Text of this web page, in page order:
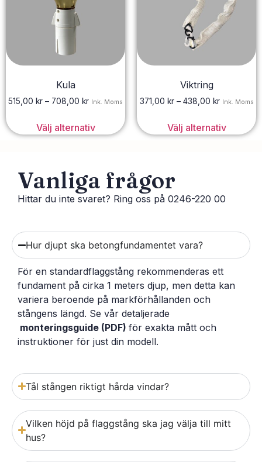
Kula
515,00 kr – 708,00 kr Ink. Moms
Välj alternativ
Viktring
371,00 kr – 438,00 kr Ink. Moms
Välj alternativ
Vanliga frågor
Hittar du inte svaret? Ring oss på 0246-220 00
Hur djupt ska betongfundamentet vara?
För en standardflaggstång rekommenderas ett
fundament på cirka 1 meters djup, men detta kan
variera beroende på markförhållanden och
stångens längd. Se vår detaljerade
monteringsguide (PDF) för exakta mått och
instruktioner för just din modell.
Tål stången riktigt hårda vindar?
Vilken höjd på flaggstång ska jag välja till mitt
hus?